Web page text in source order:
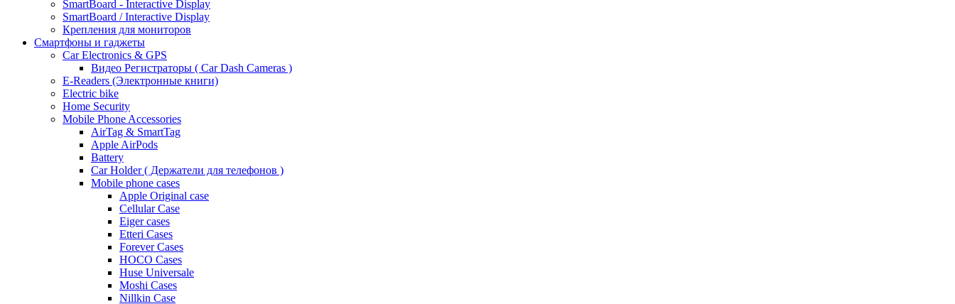
SmartBoard - Interactive Display
SmartBoard / Interactive Display
Крепления для мониторов
Смартфоны и гаджеты
Car Electronics & GPS
Видео Регистраторы ( Car Dash Cameras )
E-Readers (Электронные книги)
Electric bike
Home Security
Mobile Phone Accessories
AirTag & SmartTag
Apple AirPods
Battery
Car Holder ( Держатели для телефонов )
Mobile phone cases
Apple Original case
Cellular Case
Eiger cases
Etteri Cases
Forever Cases
HOCO Cases
Huse Universale
Moshi Cases
Nillkin Case